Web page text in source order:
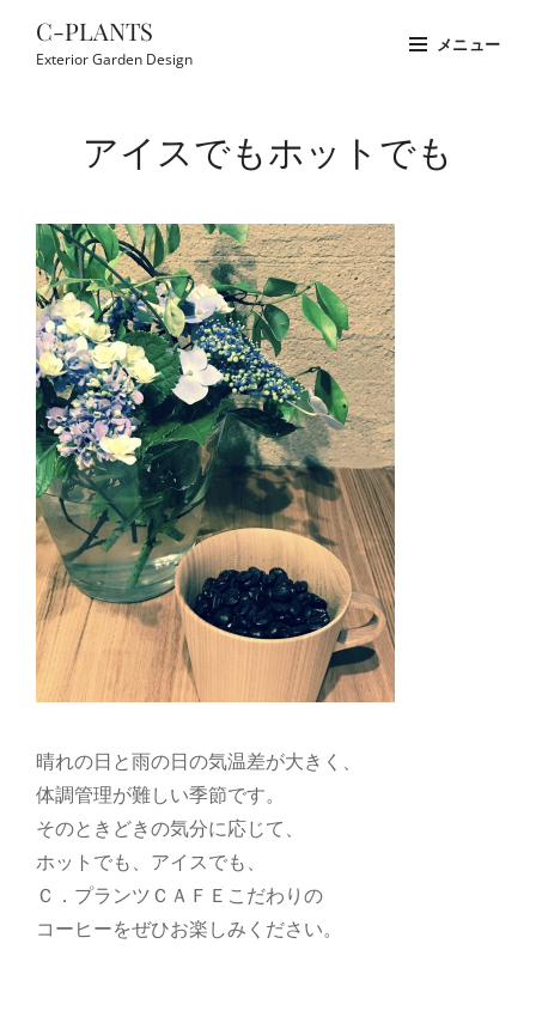
C-PLANTS
Exterior Garden Design
メニュー
アイスでもホットでも
晴れの日と雨の日の気温差が大きく、
体調管理が難しい季節です。
そのときどきの気分に応じて、
ホットでも、アイスでも、
Ｃ．プランツＣＡＦＥこだわりの
コーヒーをぜひお楽しみください。